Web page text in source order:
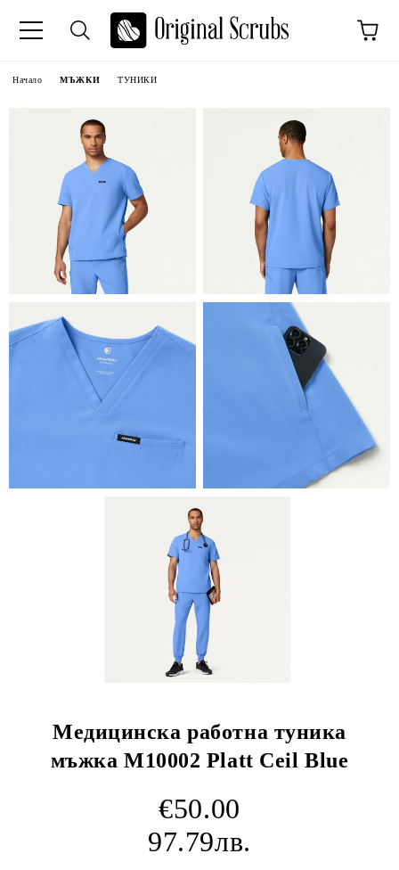
Начало МЪЖКИ ТУНИКИ
Медицинска работна туника
мъжка M10002 Platt Ceil Blue
€50.00
97.79лв.